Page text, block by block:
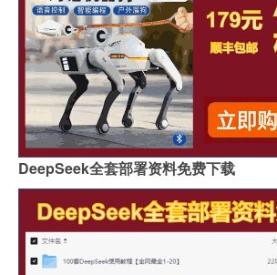
DeepSeek全套部署资料免费下载